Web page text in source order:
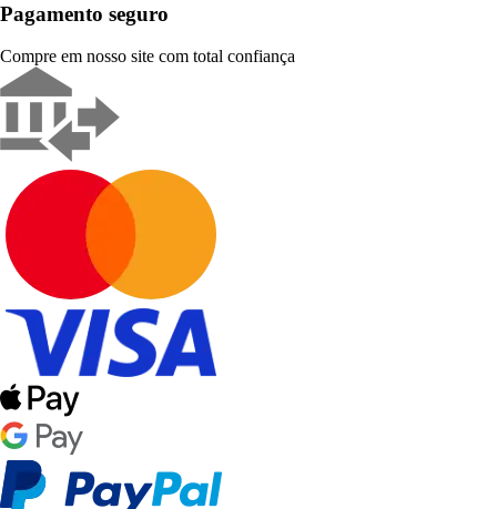
Pagamento seguro
Compre em nosso site com total confiança